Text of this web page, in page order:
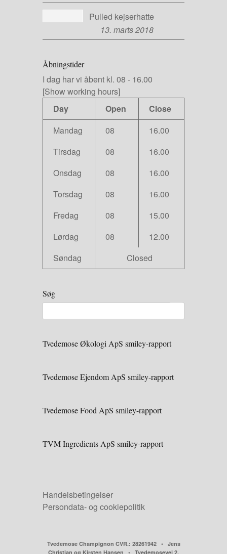
Pulled kejserhatte
13. marts 2018
Åbningstider
I dag har vi åbent kl. 08 - 16.00
[Show working hours]
Day
Open
Close
Mandag
08
16.00
Tirsdag
08
16.00
Onsdag
08
16.00
Torsdag
08
16.00
Fredag
08
15.00
Lørdag
08
12.00
Søndag
Closed
Søg
Tvedemose Økologi ApS smiley-rapport
Tvedemose Ejendom ApS smiley-rapport
Tvedemose Food ApS smiley-rapport
TVM Ingredients ApS smiley-rapport
Handelsbetingelser
Persondata- og cookiepolitik
Tvedemose Champignon CVR.: 28261942 • Jens
Christian og Kirsten Hansen • Tvedemosevej 2,